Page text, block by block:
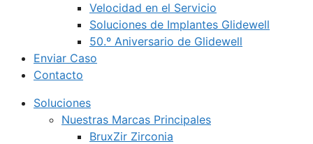
Velocidad en el Servicio
Soluciones de Implantes Glidewell
50.º Aniversario de Glidewell
Enviar Caso
Contacto
Soluciones
Nuestras Marcas Principales
BruxZir Zirconia